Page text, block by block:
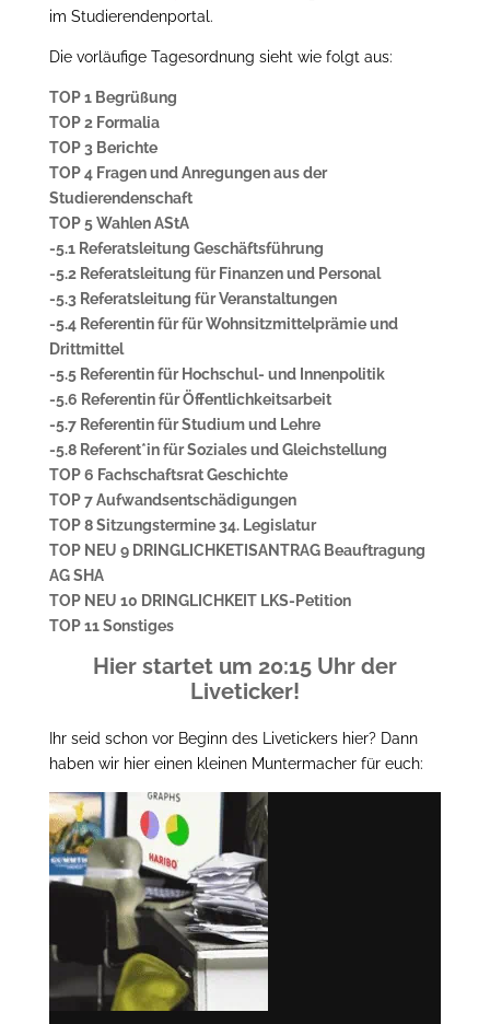
im Studierendenportal.
Die vorläufige Tagesordnung sieht wie folgt aus:
TOP 1 Begrüßung
TOP 2 Formalia
TOP 3 Berichte
TOP 4 Fragen und Anregungen aus der
Studierendenschaft
TOP 5 Wahlen AStA
-5.1 Referatsleitung Geschäftsführung
-5.2 Referatsleitung für Finanzen und Personal
-5.3 Referatsleitung für Veranstaltungen
-5.4 Referentin für für Wohnsitzmittelprämie und
Drittmittel
-5.5 Referentin für Hochschul- und Innenpolitik
-5.6 Referentin für Öffentlichkeitsarbeit
-5.7 Referentin für Studium und Lehre
-5.8 Referent*in für Soziales und Gleichstellung
TOP 6 Fachschaftsrat Geschichte
TOP 7 Aufwandsentschädigungen
TOP 8 Sitzungstermine 34. Legislatur
TOP NEU 9 DRINGLICHKETISANTRAG Beauftragung
AG SHA
TOP NEU 10 DRINGLICHKEIT LKS-Petition
TOP 11 Sonstiges
Hier startet um 20:15 Uhr der
Liveticker!
Ihr seid schon vor Beginn des Livetickers hier? Dann
haben wir hier einen kleinen Muntermacher für euch: